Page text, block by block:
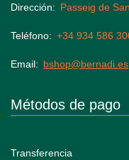
Dirección Passeig de
Teléfono +34 934 586
Email bshop@bernadi.es
Métodos de pago
Transferencia